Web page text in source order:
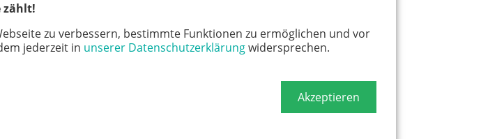
zählt!
zu verbessern, bestimmte Funktionen zu ermöglichen und vor
jederzeit in unserer Datenschutzerklärungwidersprechen.
Akzeptieren